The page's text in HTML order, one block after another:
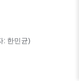
: 한민균)